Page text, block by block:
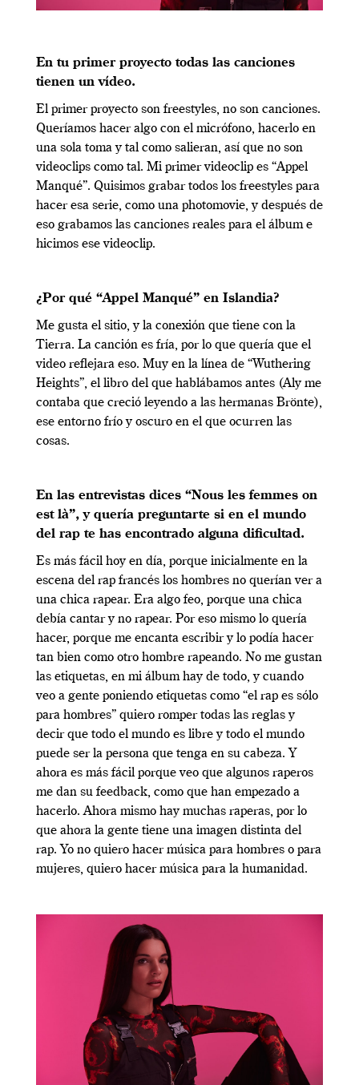
En tu primer proyecto todas las canciones
tienen un vídeo.
El primer proyecto son freestyles, no son canciones.
Queríamos hacer algo con el micrófono, hacerlo en
una sola toma y tal como salieran, así que no son
videoclips como tal. Mi primer videoclip es “Appel
Manqué”. Quisimos grabar todos los freestyles para
hacer esa serie, como una photomovie, y después de
eso grabamos las canciones reales para el álbum e
hicimos ese videoclip.
¿Por qué “Appel Manqué” en Islandia?
Me gusta el sitio, y la conexión que tiene con la
Tierra. La canción es fría, por lo que quería que el
video reflejara eso. Muy en la línea de “Wuthering
Heights”, el libro del que hablábamos antes (Aly me
contaba que creció leyendo a las hermanas Brönte),
ese entorno frío y oscuro en el que ocurren las
cosas.
En las entrevistas dices “Nous les femmes on
est là”, y quería preguntarte si en el mundo
del rap te has encontrado alguna dificultad.
Es más fácil hoy en día, porque inicialmente en la
escena del rap francés los hombres no querían ver a
una chica rapear. Era algo feo, porque una chica
debía cantar y no rapear. Por eso mismo lo quería
hacer, porque me encanta escribir y lo podía hacer
tan bien como otro hombre rapeando. No me gustan
las etiquetas, en mi álbum hay de todo, y cuando
veo a gente poniendo etiquetas como “el rap es sólo
para hombres” quiero romper todas las reglas y
decir que todo el mundo es libre y todo el mundo
puede ser la persona que tenga en su cabeza. Y
ahora es más fácil porque veo que algunos raperos
me dan su feedback, como que han empezado a
hacerlo. Ahora mismo hay muchas raperas, por lo
que ahora la gente tiene una imagen distinta del
rap. Yo no quiero hacer música para hombres o para
mujeres, quiero hacer música para la humanidad.